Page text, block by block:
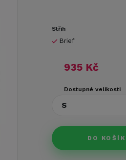
Střih
Brief
935 Kč
Dostupné velikosti
S
DO